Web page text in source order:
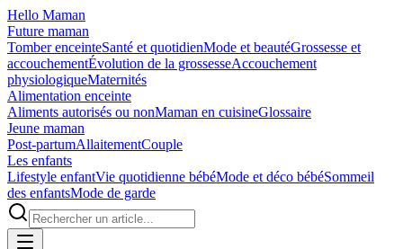
Hello Maman
Future maman
Tomber enceinteSanté et quotidienMode et beautéGrossesse et
accouchementÉvolution de la grossesseAccouchement
physiologiqueMaternités
Alimentation enceinte
Aliments autorisés ou nonMaman en cuisineGlossaire
Jeune maman
Post-partumAllaitementCouple
Les enfants
Lifestyle enfantVie quotidienne bébéMode et déco bébéSommeil
des enfantsMode de garde